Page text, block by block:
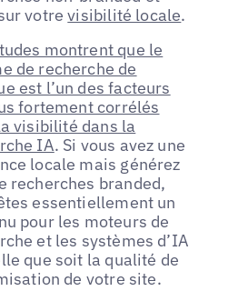
votrevisibilité locale.
montrent que le
de recherche de
est l’un des facteurs
fortement corrélés
visibilité dans la
IA. Si vous avez une
locale mais générez
recherches branded,
essentiellement un
pour les moteurs de
et les systèmes d’IA
que soit la qualité de
de votre site.